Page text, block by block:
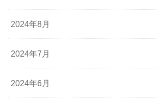
2024年8月
2024年7月
2024年6月